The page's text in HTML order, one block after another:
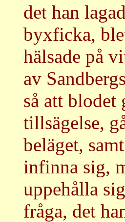
det han
byxficka,
hälsade på
av
så att blodet
tillsägelse,
beläget,
infinna sig,
uppehålla
fråga, det